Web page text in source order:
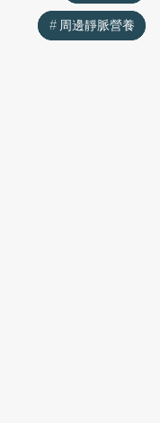
周邊靜脈營養
周邊靜脈營養